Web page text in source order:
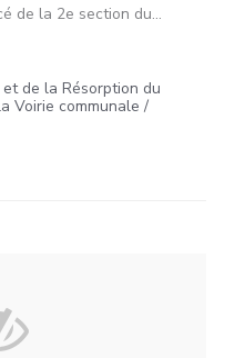
de la 2e section du...
de la Résorption du
Voirie communale /